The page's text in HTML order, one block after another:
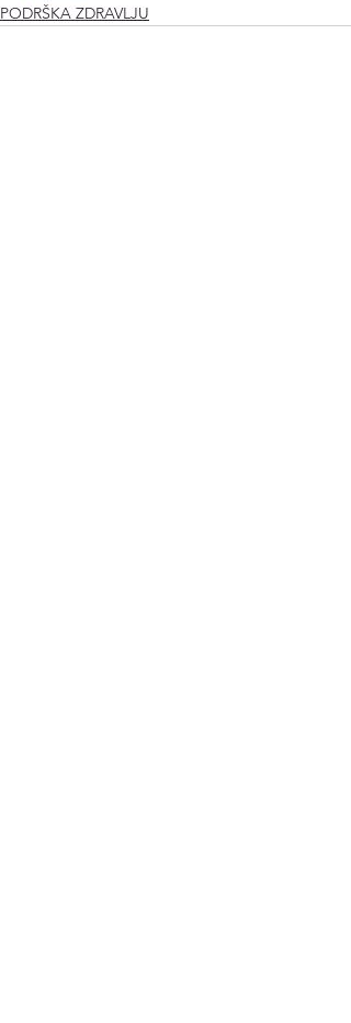
PODRŠKA ZDRAVLJU